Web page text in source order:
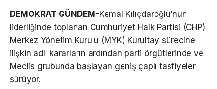
DEMOKRAT GÜNDEM-Kemal Kılıçdaroğlu’nun
liderliğinde toplanan Cumhuriyet Halk Partisi (CHP)
Merkez Yönetim Kurulu (MYK) Kurultay sürecine
ilişkin adli kararların ardından parti örgütlerinde ve
Meclis grubunda başlayan geniş çaplı tasfiyeler
sürüyor.